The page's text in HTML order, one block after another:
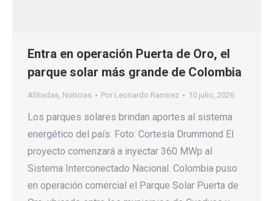
Entra en operación Puerta de Oro, el
parque solar más grande de Colombia
Afiliadas, Noticias Por Leonardo Ramirez 10 julio, 2026
Los parques solares brindan aportes al sistema
energético del país. Foto: Cortesía Drummond El
proyecto comenzará a inyectar 360 MWp al
Sistema Interconectado Nacional. Colombia puso
en operación comercial el Parque Solar Puerta de